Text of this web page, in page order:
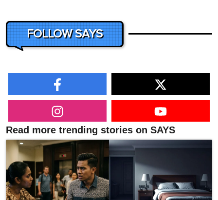
FOLLOW SAYS
Read more trending stories on SAYS